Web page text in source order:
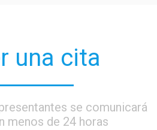
una cita
se comunicará
menos de 24 horas